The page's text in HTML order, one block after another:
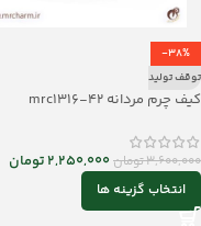
-38%
توقف تولید
کیف چرم مردانه mrc1316-42
3,600,000تومان2,250,000تومان
انتخاب گزینه ها